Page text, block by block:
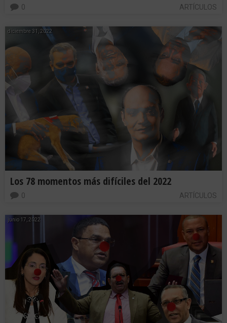
ARTÍCULOS
0
diciembre 31, 2022
Los 78 momentos más difíciles del 2022
ARTÍCULOS
0
junio 17, 2022